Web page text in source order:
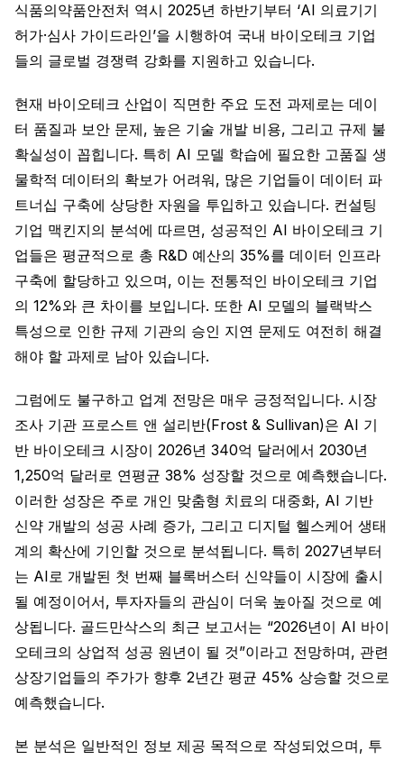
식품의약품안전처 역시 2025년 하반기부터 ‘AI 의료기기
허가·심사 가이드라인’을 시행하여 국내 바이오테크 기업
들의 글로벌 경쟁력 강화를 지원하고 있습니다.
현재 바이오테크 산업이 직면한 주요 도전 과제로는 데이
터 품질과 보안 문제, 높은 기술 개발 비용, 그리고 규제 불
확실성이 꼽힙니다. 특히 AI 모델 학습에 필요한 고품질 생
물학적 데이터의 확보가 어려워, 많은 기업들이 데이터 파
트너십 구축에 상당한 자원을 투입하고 있습니다. 컨설팅
기업 맥킨지의 분석에 따르면, 성공적인 AI 바이오테크 기
업들은 평균적으로 총 R&D 예산의 35%를 데이터 인프라
구축에 할당하고 있으며, 이는 전통적인 바이오테크 기업
의 12%와 큰 차이를 보입니다. 또한 AI 모델의 블랙박스
특성으로 인한 규제 기관의 승인 지연 문제도 여전히 해결
해야 할 과제로 남아 있습니다.
그럼에도 불구하고 업계 전망은 매우 긍정적입니다. 시장
조사 기관 프로스트 앤 설리반(Frost & Sullivan)은 AI 기
반 바이오테크 시장이 2026년 340억 달러에서 2030년
1,250억 달러로 연평균 38% 성장할 것으로 예측했습니다.
이러한 성장은 주로 개인 맞춤형 치료의 대중화, AI 기반
신약 개발의 성공 사례 증가, 그리고 디지털 헬스케어 생태
계의 확산에 기인할 것으로 분석됩니다. 특히 2027년부터
는 AI로 개발된 첫 번째 블록버스터 신약들이 시장에 출시
될 예정이어서, 투자자들의 관심이 더욱 높아질 것으로 예
상됩니다. 골드만삭스의 최근 보고서는 “2026년이 AI 바이
오테크의 상업적 성공 원년이 될 것”이라고 전망하며, 관련
상장기업들의 주가가 향후 2년간 평균 45% 상승할 것으로
예측했습니다.
본 분석은 일반적인 정보 제공 목적으로 작성되었으며, 투